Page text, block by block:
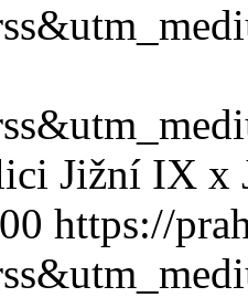
Jižní IX x
https://